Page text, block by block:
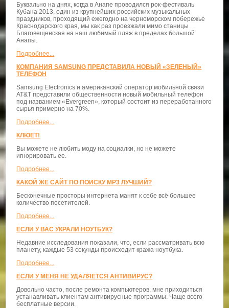
Буквально на днях, когда в Анапе проводился рок-фестиваль
Кубана 2013, один из крупнейших российских музыкальных
праздников, проходящий ежегодно на черноморском побережье
Краснодарского края, мы как раз проезжали мимо станицы
Благовещенская на наш любимый пляж в пределах большой
Анапы.
Подробнее...
КОМПАНИЯ SAMSUNG ПРЕДСТАВИЛА НОВЫЙ «ЗЕЛЕНЫЙ»
ТЕЛЕФОН
Samsung Electronics и американский оператор мобильной связи
AT&T представили общественности новый мобильный телефон
под названием «Evergreen», который состоит из переработанного
сырья примерно на 70%.
Подробнее...
КЛЮЕТ!
Вы можете не любить моду на социалки, но не можете
игнорировать ее.
Подробнее...
КАКОЙ ЖЕ САЙТ ПО ПОИСКУ MP3 ЛУЧШИЙ?
Бесконечные просторы интернета манят к себе всё большее
количество посетителей.
Подробнее...
ЕСЛИ У ВАС УКРАЛИ НОУТБУК?
Недавние исследования показали, что, если рассматривать всю
планету, каждые 53 секунды происходит кража ноутбука.
Подробнее...
ЕСЛИ У МЕНЯ НЕ УДАЛЯЕТСЯ АНТИВИРУС?
Довольно часто, после ремонта компьютеров, мне приходиться
устанавливать клиентам антивирусные программы. Чаще всего
бесплатные версии.